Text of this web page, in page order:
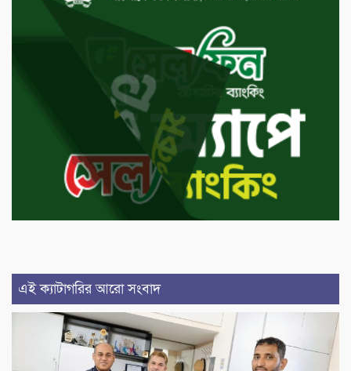
এই ক্যাটাগরির আরো সংবাদ